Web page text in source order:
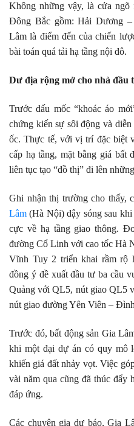
Không những vậy, là cửa
Đông Bắc gồm: Hải Dương
Lâm là điểm đến của chiến
bài toán quá tải hạ tầng nội đô.
Dư địa rộng mở cho nhà đầu
Trước dấu mốc “khoác áo
chứng kiến sự sôi động và
ốc. Thực tế, với vị trí đặc biệt
cấp hạ tầng, mặt bằng giá bất
liên tục tạo “đồ thị” đi lên
Ghi nhận thị trường cho thấy,
Lâm (Hà Nội) dậy sóng sau
cực về hạ tầng giao thông.
đường Cổ Linh với cao tốc Hà
Vĩnh Tuy 2 triển khai rầm rộ
đồng ý đề xuất đầu tư ba cầu
Quảng với QL5, nút giao QL5
nút giao đường Yên Viên –
Trước đó, bất động sản Gia
khi một đại dự án có quy mô
khiến giá đất nhảy vọt. Việc
vài năm qua cũng đã thúc đẩy
đáp ứng.
Các chuyên gia dự báo, Gia